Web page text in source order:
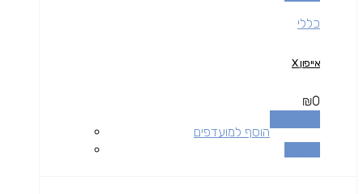
כללי
אייפון X
₪0
הוסף למועדפים